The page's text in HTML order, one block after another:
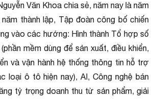
Văn Khoa chia sẻ, năm nay là năm
thành lập, Tập đoàn công bố chiến
vào các hướng: Hình thành Tổ hợp số
mềm dùng để sản xuất, điều khiển,
và vận hành hệ thống thông tin hỗ trợ
loại ô tô hiện nay), AI, Công nghệ bán
tỷ trọng doanh thu từ sản phẩm, giải